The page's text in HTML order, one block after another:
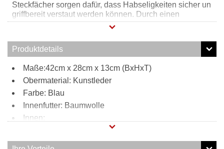
Steckfächer sorgen dafür, dass Habseligkeiten sicher un
griffbereit verstaut werden können. Durch einen
zusätzlich verstellbaren Schultergurt kann diese
umfunktioniert werden.
Produktdetails
Maße:42cm x 28cm x 13cm (BxHxT)
Obermaterial: Kunstleder
Farbe: Blau
Innenfutter: Baumwolle
Innen:
1 Reißverschlussfach